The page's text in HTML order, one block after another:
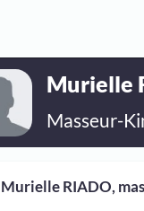
Murielle
Masseur-
Murielle RIADO,